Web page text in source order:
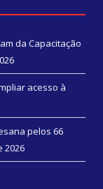
da Capacitação
acesso à
pelos 66
2026